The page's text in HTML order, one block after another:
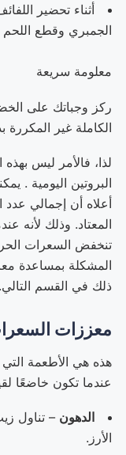
أثناء تحضير
الجمبري وقطع اللحم
معلومة سريعة
ركز وجباتك على
الكاملة غير المكررة
لذا، فالأمر ليس
البروتين اليومية .
أعلاه أن إجمالي
المعتاد. وذلك لأنه
تنخفض السعرات
المشكلة بمساعدة
ذلك في القسم التالي.
معززات
هذه هي الأطعمة
عندما تكون خاضعًا
الدهون – تناول
الأرز.